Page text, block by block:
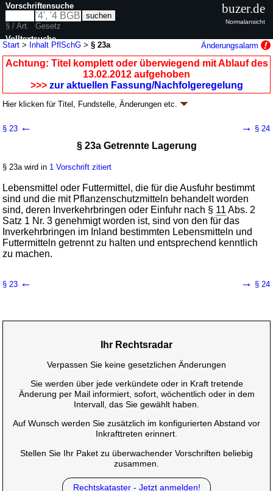
Start > Inhalt PflSchG >§ 23a Änderungsalarm
Achtung: Titel komplett oder überwiegend mit Ablauf des
13.02.2012 aufgehoben
>>> zur aktuellen Fassung/Nachfolgeregelung
Hier klicken fürTitel, Fundstelle, Änderungen etc.
Abs. 1 G. v. 06.02.2012BGBl. I S. 148
Pflanzenschutz
wird in 88 Vorschriften zitiert
Vierter Abschnitt Verkehr mit Pflanzenschutzmitteln
§ 23 ← → § 24
§ 23a Getrennte Lagerung
§ 23a wird in 1 Vorschrift zitiert
Lebensmittel oder Futtermittel, die für die Ausfuhr bestimmt
sind und die mit Pflanzenschutzmitteln behandelt worden
sind, deren Inverkehrbringen oder Einfuhr nach § 11 Abs. 2
Satz 1 Nr. 3 genehmigt worden ist, sind von den für das
Inverkehrbringen im Inland bestimmten Lebensmitteln und
Futtermitteln getrennt zu halten und entsprechend kenntlich
zu machen.
§ 23 ← → § 24
Ihr Rechtsradar
Verpassen Sie keine gesetzlichen Änderungen
Sie werden über jede verkündete oder in Kraft tretende
Änderung per Mail informiert, sofort, wöchentlich oder in dem
Intervall, das Sie gewählt haben.
Auf Wunsch werden Sie zusätzlich im konfigurierten Abstand vor
Inkrafttreten erinnert.
Stellen Sie Ihr Paket zu überwachender Vorschriften beliebig
zusammen.
Rechtskataster - Jetzt anmelden!
Vorschriftensuche
§ / Art.
Gesetz
Volltextsuche
nur in PflSchG
buzer.de
Normalansicht